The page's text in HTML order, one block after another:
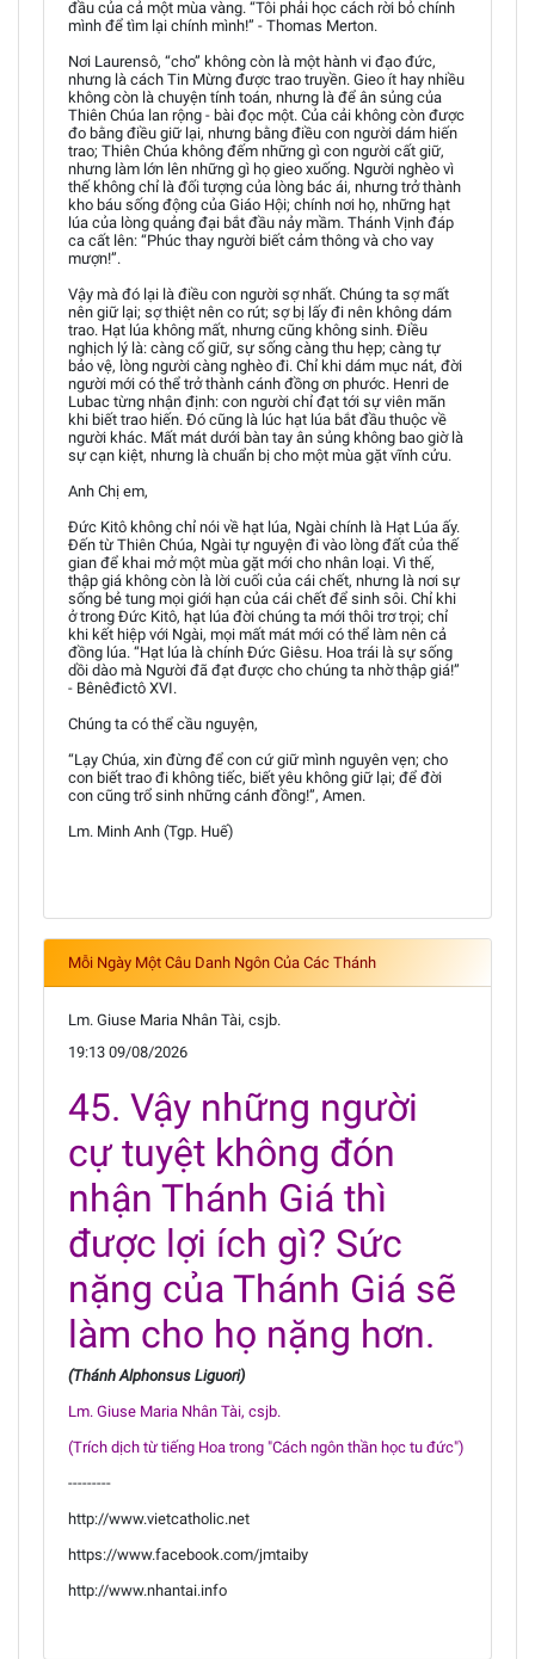
đầu của cả một mùa vàng. “Tôi phải học cách rời bỏ chính
mình để tìm lại chính mình!” - Thomas Merton.
Nơi Laurensô, “cho” không còn là một hành vi đạo đức,
nhưng là cách Tin Mừng được trao truyền. Gieo ít hay nhiều
không còn là chuyện tính toán, nhưng là để ân sủng của
Thiên Chúa lan rộng - bài đọc một. Của cải không còn được
đo bằng điều giữ lại, nhưng bằng điều con người dám hiến
trao; Thiên Chúa không đếm những gì con người cất giữ,
nhưng làm lớn lên những gì họ gieo xuống. Người nghèo vì
thế không chỉ là đối tượng của lòng bác ái, nhưng trở thành
kho báu sống động của Giáo Hội; chính nơi họ, những hạt
lúa của lòng quảng đại bắt đầu nảy mầm. Thánh Vịnh đáp
ca cất lên: “Phúc thay người biết cảm thông và cho vay
mượn!”.
Vậy mà đó lại là điều con người sợ nhất. Chúng ta sợ mất
nên giữ lại; sợ thiệt nên co rút; sợ bị lấy đi nên không dám
trao. Hạt lúa không mất, nhưng cũng không sinh. Điều
nghịch lý là: càng cố giữ, sự sống càng thu hẹp; càng tự
bảo vệ, lòng người càng nghèo đi. Chỉ khi dám mục nát, đời
người mới có thể trở thành cánh đồng ơn phước. Henri de
Lubac từng nhận định: con người chỉ đạt tới sự viên mãn
khi biết trao hiến. Đó cũng là lúc hạt lúa bắt đầu thuộc về
người khác. Mất mát dưới bàn tay ân sủng không bao giờ là
sự cạn kiệt, nhưng là chuẩn bị cho một mùa gặt vĩnh cửu.
Anh Chị em,
Đức Kitô không chỉ nói về hạt lúa, Ngài chính là Hạt Lúa ấy.
Đến từ Thiên Chúa, Ngài tự nguyện đi vào lòng đất của thế
gian để khai mở một mùa gặt mới cho nhân loại. Vì thế,
thập giá không còn là lời cuối của cái chết, nhưng là nơi sự
sống bẻ tung mọi giới hạn của cái chết để sinh sôi. Chỉ khi
ở trong Đức Kitô, hạt lúa đời chúng ta mới thôi trơ trọi; chỉ
khi kết hiệp với Ngài, mọi mất mát mới có thể làm nên cả
đồng lúa. “Hạt lúa là chính Đức Giêsu. Hoa trái là sự sống
dồi dào mà Người đã đạt được cho chúng ta nhờ thập giá!”
- Bênêđictô XVI.
Chúng ta có thể cầu nguyện,
“Lạy Chúa, xin đừng để con cứ giữ mình nguyên vẹn; cho
con biết trao đi không tiếc, biết yêu không giữ lại; để đời
con cũng trổ sinh những cánh đồng!”, Amen.
Lm. Minh Anh (Tgp. Huế)
Mỗi Ngày Một Câu Danh Ngôn Của Các Thánh
Lm. Giuse Maria Nhân Tài, csjb.
19:13 09/08/2026
45. Vậy những người
cự tuyệt không đón
nhận Thánh Giá thì
được lợi ích gì? Sức
nặng của Thánh Giá sẽ
làm cho họ nặng hơn.
(Thánh Alphonsus Liguori)
Lm. Giuse Maria Nhân Tài, csjb.
(Trích dịch từ tiếng Hoa trong "Cách ngôn thần học tu đức")
---------
http://www.vietcatholic.net
https://www.facebook.com/jmtaiby
http://www.nhantai.info